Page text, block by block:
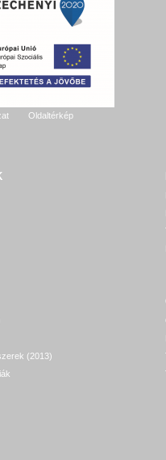
Oldaltérkép
(2013)